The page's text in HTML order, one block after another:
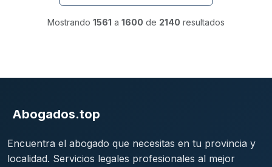
Mostrando 1561 a 1600 de 2140 resultados
Abogados.top
Encuentra el abogado que necesitas en tu provincia y
localidad. Servicios legales profesionales al mejor